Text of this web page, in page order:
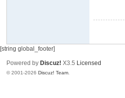
[string global_footer]
Powered by Discuz! X3.5 Licensed
© 2001-2026Discuz! Team